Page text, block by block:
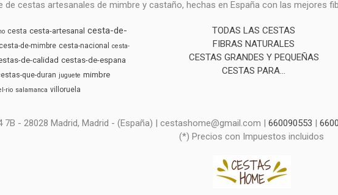
de cestas artesanales de mimbre y castaño, hechas en España con las mejores
cesta cesta-artesanal cesta-de-
cesta-de-mimbre cesta-nacional
cesta-
de-calidad cestas-de-espana
que-duran juguete mimbre
rio salamanca villoruela
TODAS LAS CESTAS
FIBRAS NATURALES
CESTAS GRANDES Y PEQUEÑAS
CESTAS PARA...
7B - 28028 Madrid, Madrid - (España) | cestashome@gmail.com | 660090553 |
(*) Precios con Impuestos incluidos